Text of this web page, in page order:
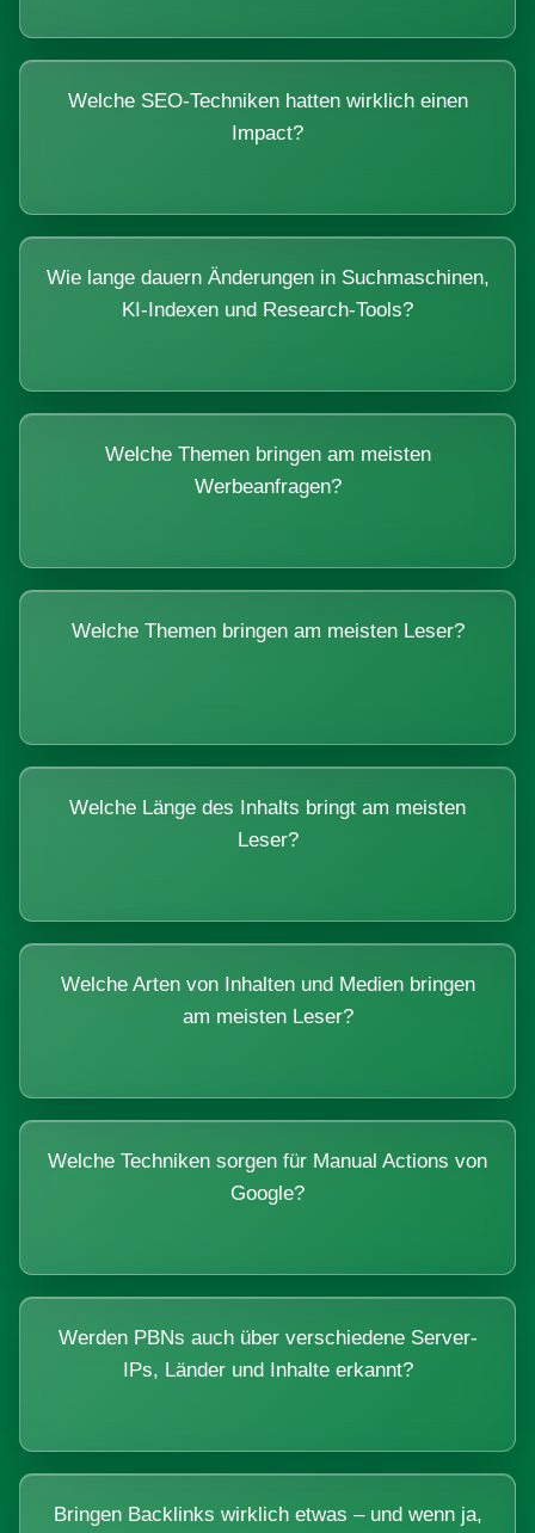
Welche SEO-Techniken hatten wirklich einen
Impact?
Wie lange dauern Änderungen in Suchmaschinen,
KI-Indexen und Research-Tools?
Welche Themen bringen am meisten
Werbeanfragen?
Welche Themen bringen am meisten Leser?
Welche Länge des Inhalts bringt am meisten
Leser?
Welche Arten von Inhalten und Medien bringen
am meisten Leser?
Welche Techniken sorgen für Manual Actions von
Google?
Werden PBNs auch über verschiedene Server-
IPs, Länder und Inhalte erkannt?
Bringen Backlinks wirklich etwas – und wenn ja,